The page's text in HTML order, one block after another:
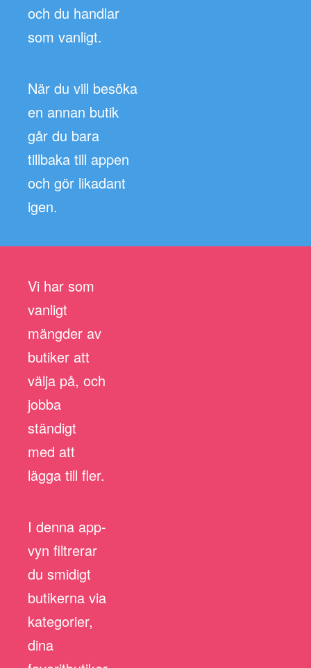
och du handlar
som vanligt.
När du vill besöka
en annan butik
går du bara
tillbaka till appen
och gör likadant
igen.
Vi har som
vanligt
mängder av
butiker att
välja på, och
jobba
ständigt
med att
lägga till fler.
I denna app-
vyn filtrerar
du smidigt
butikerna via
kategorier,
dina